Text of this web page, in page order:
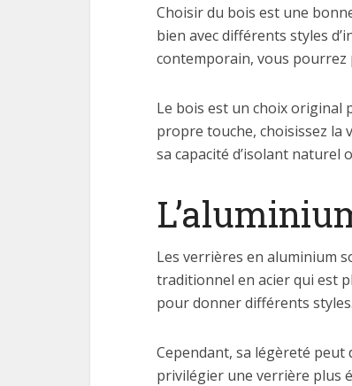
Choisir du bois est une
bien avec différents styles
contemporain, vous pourrez
Le bois est un choix
propre touche, choisissez la
sa capacité d’isolant naturel
Les verrières en aluminium
traditionnel en acier qui est
pour donner différents
Cependant, sa légèreté peut
privilégier une verrière plus